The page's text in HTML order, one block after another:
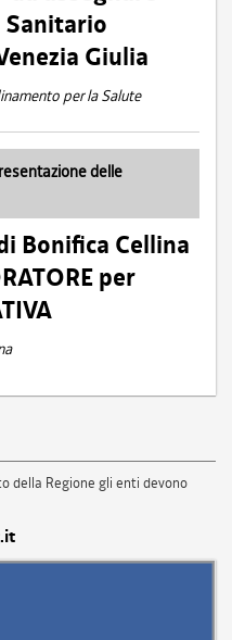
Giulia
per la Salute
delle
Bonifica Cellina
per
della Regione gli enti devono